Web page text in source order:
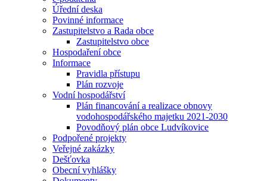
Úřední deska
Povinné informace
Zastupitelstvo a Rada obce
Zastupitelstvo obce
Hospodaření obce
Informace
Pravidla přístupu
Plán rozvoje
Vodní hospodářství
Plán financování a realizace obnovy
vodohospodářského majetku 2021-2030
Povodňový plán obce Ludvíkovice
Podpořené projekty
Veřejné zakázky
Dešťovka
Obecní vyhlášky